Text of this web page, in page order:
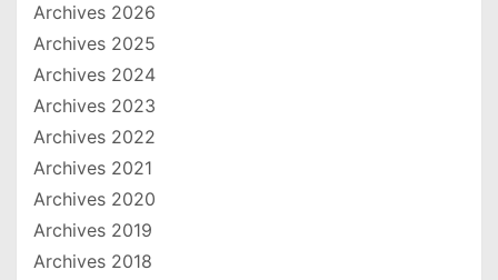
Archives 2026
Archives 2025
Archives 2024
Archives 2023
Archives 2022
Archives 2021
Archives 2020
Archives 2019
Archives 2018